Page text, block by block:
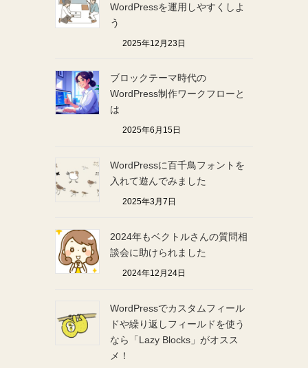
WordPressを運用しやすくしよ
う
2025年12月23日
ブロックテーマ時代の
WordPress制作ワークフローと
は
2025年6月15日
WordPressに百千鳥フォントを
入れて遊んでみました
2025年3月7日
2024年もベクトルさんの質問相
談会に助けられました
2024年12月24日
WordPressでカスタムフィール
ドや繰り返しフィールドを使う
なら「Lazy Blocks」がオスス
メ！